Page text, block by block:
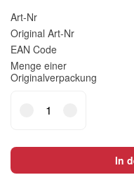
Art-Nr
Original Art-Nr
EAN Code
Menge einer
Originalverpackung
Schubladenbox
A4/C4
14.75
In